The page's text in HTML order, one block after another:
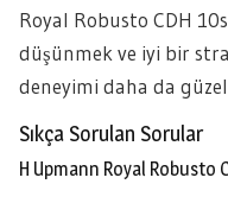
Royal Robusto CDH
düşünmek ve iyi bir
deneyimi daha da
Sıkça Sorulan Sorular
H Upmann Royal Robusto